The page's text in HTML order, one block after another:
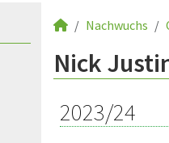
Nachwuchs
Nick
2023/24